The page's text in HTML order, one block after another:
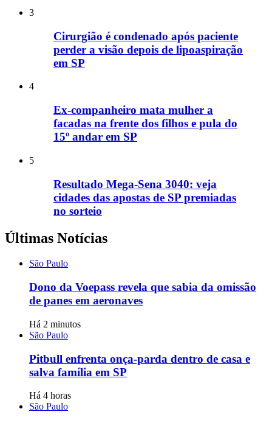
3
Cirurgião é condenado após paciente
perder a visão depois de lipoaspiração
em SP
4
Ex-companheiro mata mulher a
facadas na frente dos filhos e pula do
15º andar em SP
5
Resultado Mega-Sena 3040: veja
cidades das apostas de SP premiadas
no sorteio
Últimas Notícias
São Paulo
Dono da Voepass revela que sabia da omissão
de panes em aeronaves
Há 2 minutos
São Paulo
Pitbull enfrenta onça-parda dentro de casa e
salva família em SP
Há 4 horas
São Paulo